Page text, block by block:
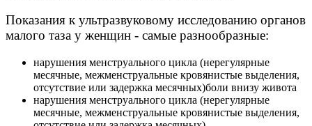
Показания к ультразвуковому исследованию органов
малого таза у женщин - самые разнообразные:
нарушения менструального цикла (нерегулярные
месячные, межменструальные кровянистые выделения,
отсутствие или задержка месячных)боли внизу живота
нарушения менструального цикла (нерегулярные
месячные, межменструальные кровянистые выделения,